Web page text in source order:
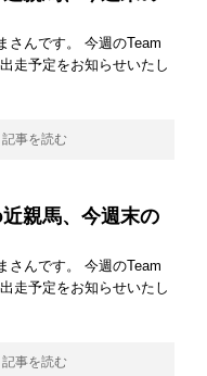
さんです。 今週のTeam
走予定をお知らせいたし
記事を読む
親馬、今週末の
さんです。 今週のTeam
走予定をお知らせいたし
記事を読む